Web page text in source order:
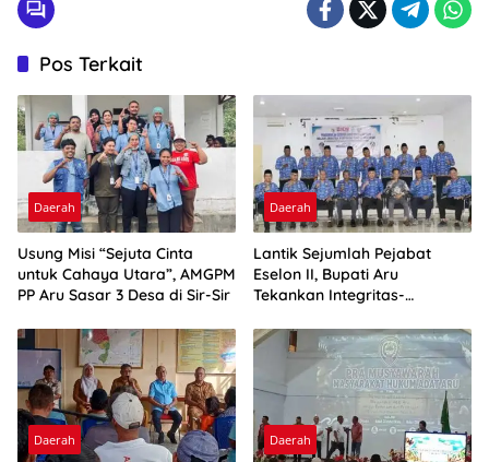
Pos Terkait
Daerah
Usung Misi “Sejuta Cinta
untuk Cahaya Utara”, AMGPM
PP Aru Sasar 3 Desa di Sir-Sir
Daerah
Lantik Sejumlah Pejabat
Eselon II, Bupati Aru
Tekankan Integritas-
Daerah Daerah